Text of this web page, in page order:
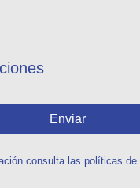
Enviar
consulta las políticas de